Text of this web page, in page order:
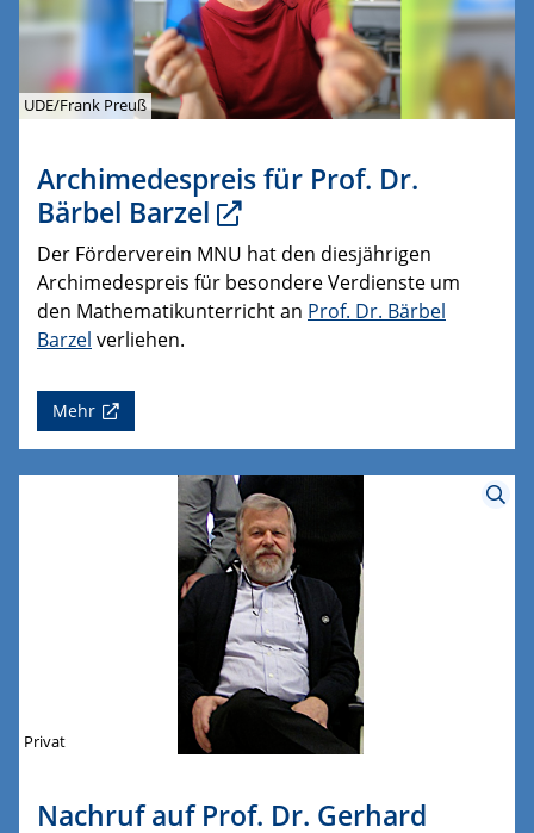
UDE/Frank Preuß
Archimedespreis für Prof. Dr.
Bärbel Barzel
Der Förderverein MNU hat den diesjährigen
Archimedespreis für besondere Verdienste um
den Mathematikunterricht an Prof. Dr. Bärbel
Barzel verliehen.
Mehr
Privat
Nachruf auf Prof. Dr. Gerhard